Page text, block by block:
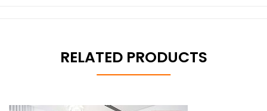
RELATED PRODUCTS